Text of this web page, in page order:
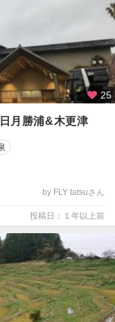
25
月勝浦&木更津
by FLY tatsuさん
投稿日：１年以上前